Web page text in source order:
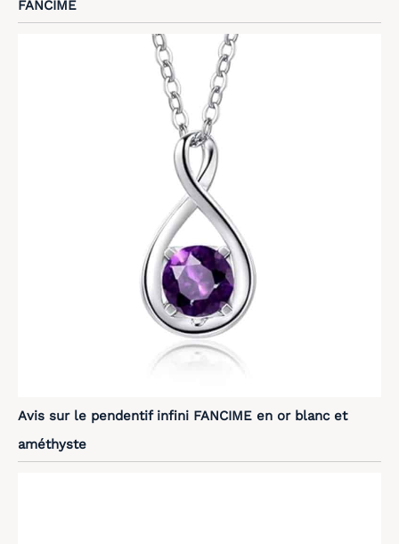
FANCIME
Avis sur le pendentif infini FANCIME en or blanc et
améthyste